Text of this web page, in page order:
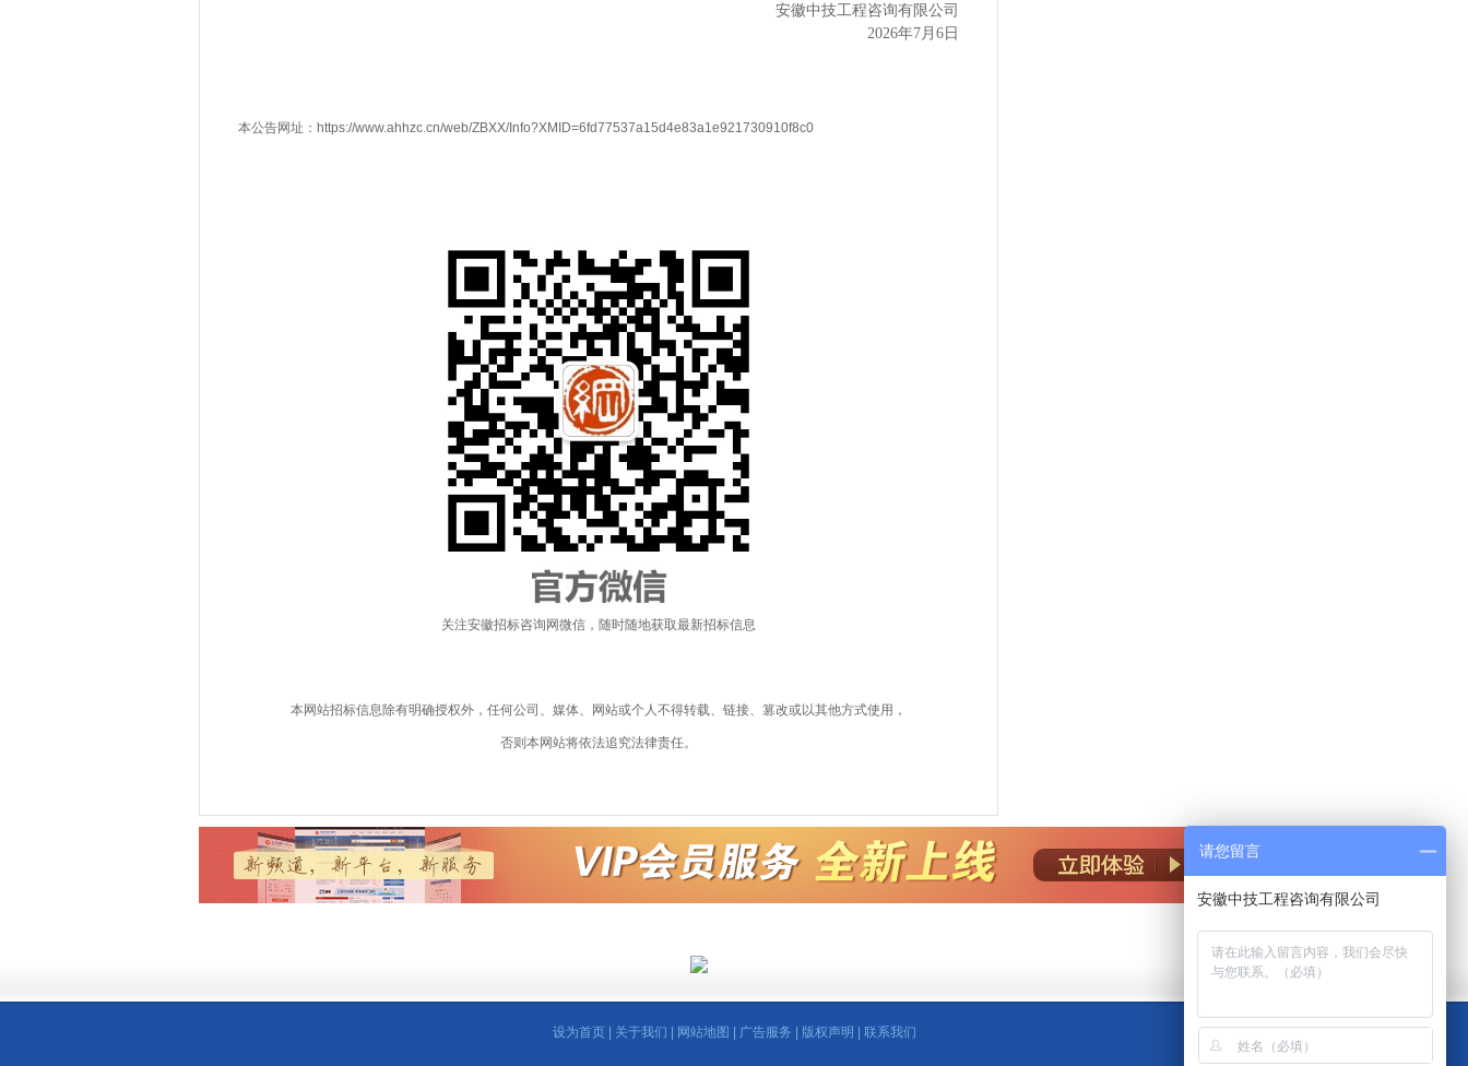
安徽中技工程咨询有限公司
2026年7月 6 日
本公告网址：https://www.ahhzc.cn/web/ZBXX/Info?XMID=6fd77537a15d4e83a1e921730910f8c0
关注安徽招标咨询网微信，随时随地获取最新招标信息
本网站招标信息除有明确授权外，任何公司、媒体、网站或个人不得转载、链接、篡改或以其他方式使用，
否则本网站将依法追究法律责任。
设为首页| 关于我们 网站地图 广告服务 版权声明 联系我们
请您留言
安徽中技工程咨询有限公司